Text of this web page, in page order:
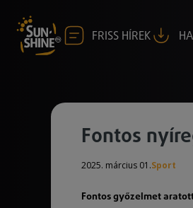
FRISS HÍREK
Fontos
2025. március 01.Sport
Fontos győzelmet